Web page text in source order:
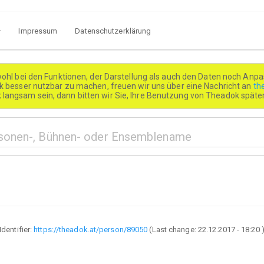
Impressum Datenschutzerklärung
bei den Funktionen, der Darstellung als auch den Daten noch
besser nutzbar zu machen, freuen wir uns über eine Nachricht an
sein, dann bitten wir Sie, Ihre Benutzung von Theadok
Identifier:https://theadok.at/person/89050 (Last change: 22.12.2017 - 18:20)